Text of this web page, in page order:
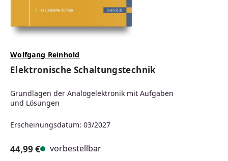
Wolfgang Reinhold
Elektronische Schaltungstechnik
Grundlagen der Analogelektronik mit Aufgaben
und Lösungen
Erscheinungsdatum: 03/2027
44,99 € vorbestellbar